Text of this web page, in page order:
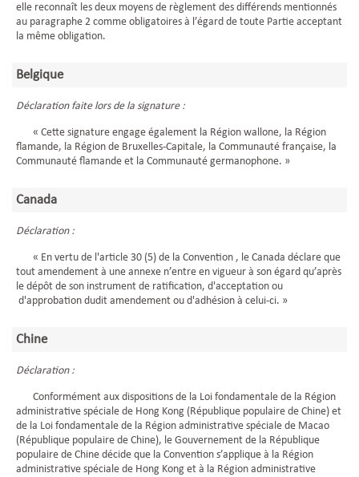
elle reconnaît les deux moyens de règlement des différends mentionnés
au paragraphe 2 comme obligatoires à l’égard de toute Partie acceptant
la même obligation.
Belgique
Déclaration faite lors de la signature :
« Cette signature engage également la Région wallone, la Région
flamande, la Région de Bruxelles-Capitale, la Communauté française, la
Communauté flamande et la Communauté germanophone. »
Canada
Déclaration :
« En vertu de l'article 30 (5) de la Convention , le Canada déclare que
tout amendement à une annexe n’entre en vigueur à son égard qu’après
le dépôt de son instrument de ratification, d'acceptation ou
d'approbation dudit amendement ou d'adhésion à celui-ci. »
Chine
Déclaration :
Conformément aux dispositions de la Loi fondamentale de la Région
administrative spéciale de Hong Kong (République populaire de Chine) et
de la Loi fondamentale de la Région administrative spéciale de Macao
(République populaire de Chine), le Gouvernement de la République
populaire de Chine décide que la Convention s’applique à la Région
administrative spéciale de Hong Kong et à la Région administrative